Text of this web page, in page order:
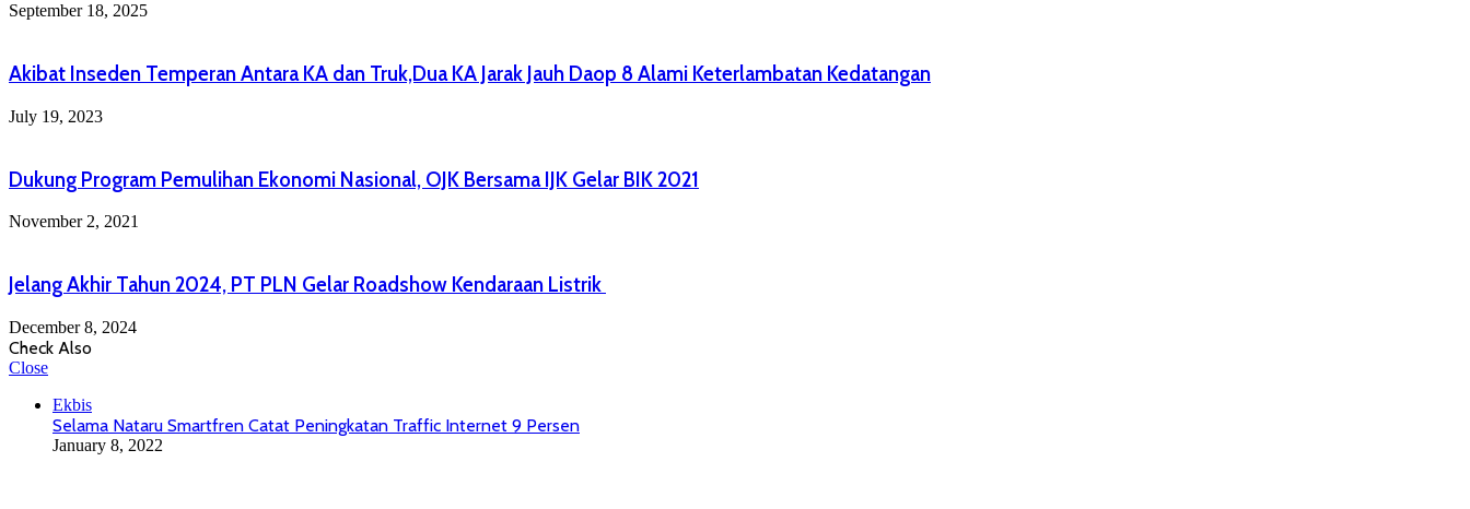
September 18, 2025
Akibat Inseden Temperan Antara KA dan Truk,Dua KA Jarak Jauh Daop 8 Alami Keterlambatan Kedatangan
July 19, 2023
Dukung Program Pemulihan Ekonomi Nasional, OJK Bersama IJK Gelar BIK 2021
November 2, 2021
Jelang Akhir Tahun 2024, PT PLN Gelar Roadshow Kendaraan Listrik
December 8, 2024
Check Also
Close
Ekbis
Selama Nataru Smartfren Catat Peningkatan Traffic Internet 9 Persen
January 8, 2022